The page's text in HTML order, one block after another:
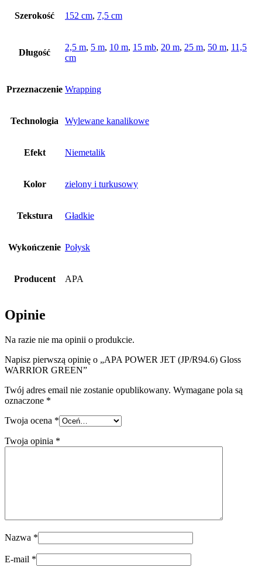
Szerokość 152 cm, 7,5 cm
Długość
2,5 m, 5 m, 10 m, 15 mb, 20 m, 25 m, 50 m, 11,5
cm
Przeznaczenie Wrapping
Technologia Wylewane kanalikowe
Efekt Niemetalik
Kolor zielony i turkusowy
Tekstura Gładkie
Wykończenie Połysk
Producent APA
Opinie
Na razie nie ma opinii o produkcie.
Napisz pierwszą opinię o „APA POWER JET (JP/R94.6) Gloss
WARRIOR GREEN”
Twój adres email nie zostanie opublikowany. Wymagane pola są
oznaczone *
Twoja ocena *
Twoja opinia *
Nazwa *
E-mail *